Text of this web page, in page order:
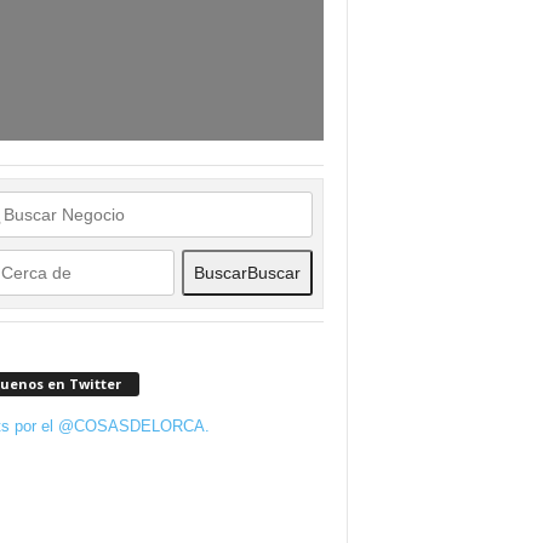
BuscarBuscar
en Twitter
por el @COSASDELORCA.